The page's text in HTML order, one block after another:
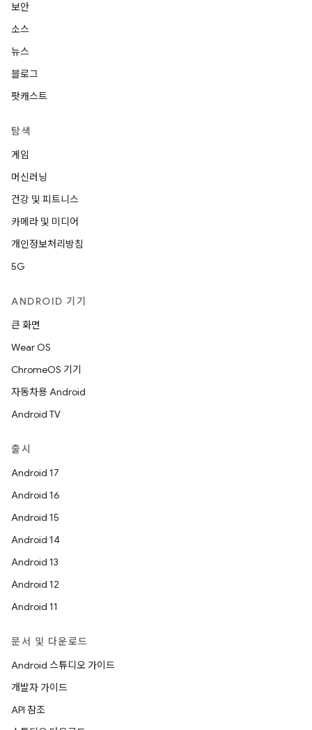
보안
소스
뉴스
블로그
팟캐스트
탐색
게임
머신러닝
건강 및 피트니스
카메라 및 미디어
개인정보처리방침
5G
ANDROID 기기
큰 화면
Wear OS
ChromeOS 기기
자동차용 Android
Android TV
출시
Android 17
Android 16
Android 15
Android 14
Android 13
Android 12
Android 11
문서 및 다운로드
Android 스튜디오 가이드
개발자 가이드
API 참조